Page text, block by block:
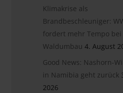
Klimakrise als
Brandbeschleuniger:
fordert mehr Tempo bei
Waldumbau 4. August
Good News: Nashorn-
in Namibia geht zurück
2026